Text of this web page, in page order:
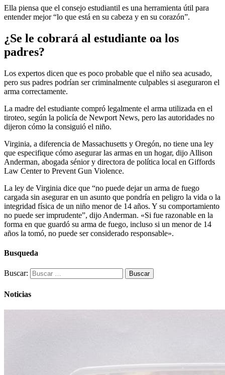
Ella piensa que el consejo estudiantil es una herramienta útil para
entender mejor “lo que está en su cabeza y en su corazón”.
¿Se le cobrará al estudiante oa los
padres?
Los expertos dicen que es poco probable que el niño sea acusado,
pero sus padres podrían ser criminalmente culpables si aseguraron el
arma correctamente.
La madre del estudiante compró legalmente el arma utilizada en el
tiroteo, según la policía de Newport News, pero las autoridades no
dijeron cómo la consiguió el niño.
Virginia, a diferencia de Massachusetts y Oregón, no tiene una ley
que especifique cómo asegurar las armas en un hogar, dijo Allison
Anderman, abogada sénior y directora de política local en Giffords
Law Center to Prevent Gun Violence.
La ley de Virginia dice que “no puede dejar un arma de fuego
cargada sin asegurar en un asunto que pondría en peligro la vida o la
integridad física de un niño menor de 14 años. Y su comportamiento
no puede ser imprudente”, dijo Anderman. «Si fue razonable en la
forma en que guardó su arma de fuego, incluso si un menor de 14
años la tomó, no puede ser considerado responsable».
Busqueda
Buscar:
Noticias